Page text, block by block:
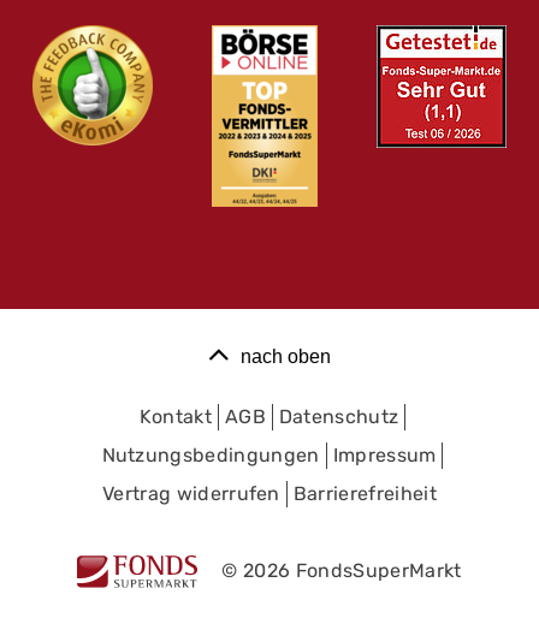
nach oben
Kontakt AGB
Datenschutz
Nutzungsbedingungen
Impressum
Vertrag widerrufen
Barrierefreiheit
© 2026 FondsSuperMarkt